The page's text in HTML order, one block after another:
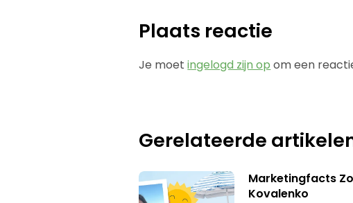
Plaats reactie
Je moetingelogd zijn op om een
Gerelateerde
Marketingfacts
Kovalenko